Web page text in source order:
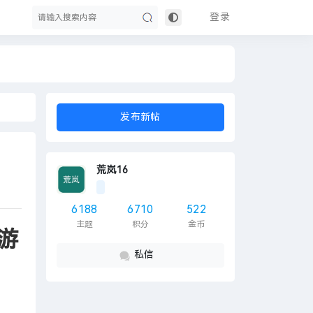
登录
发布新帖
荒岚16
6188
主题
6710
积分
522
金币
私信